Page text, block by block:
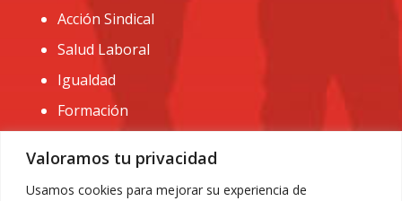
Valoramos tu privacidad
Usamos cookies para mejorar su experiencia de
Acción Sindical
Salud Laboral
Igualdad
Formación
CONTACTO:
administracion@usomurcia.org